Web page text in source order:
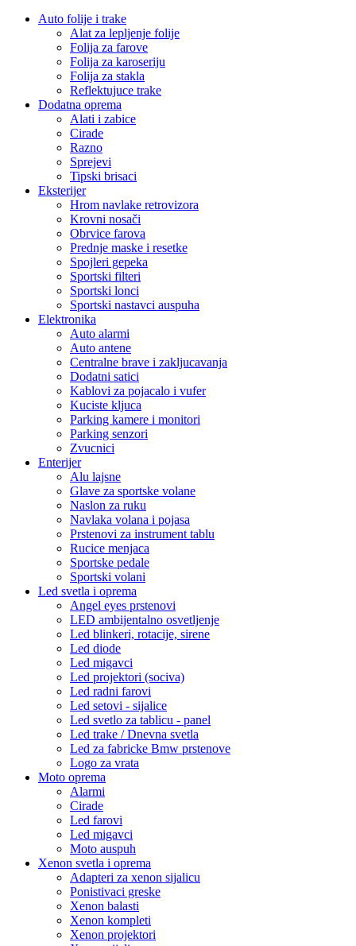
Auto folije i trake
Alat za lepljenje folije
Folija za farove
Folija za karoseriju
Folija za stakla
Reflektujuce trake
Dodatna oprema
Alati i zabice
Cirade
Razno
Sprejevi
Tipski brisaci
Eksterijer
Hrom navlake retrovizora
Krovni nosači
Obrvice farova
Prednje maske i resetke
Spojleri gepeka
Sportski filteri
Sportski lonci
Sportski nastavci auspuha
Elektronika
Auto alarmi
Auto antene
Centralne brave i zakljucavanja
Dodatni satici
Kablovi za pojacalo i vufer
Kuciste kljuca
Parking kamere i monitori
Parking senzori
Zvucnici
Enterijer
Alu lajsne
Glave za sportske volane
Naslon za ruku
Navlaka volana i pojasa
Prstenovi za instrument tablu
Rucice menjaca
Sportske pedale
Sportski volani
Led svetla i oprema
Angel eyes prstenovi
LED ambijentalno osvetljenje
Led blinkeri, rotacije, sirene
Led diode
Led migavci
Led projektori (sociva)
Led radni farovi
Led setovi - sijalice
Led svetlo za tablicu - panel
Led trake / Dnevna svetla
Led za fabricke Bmw prstenove
Logo za vrata
Moto oprema
Alarmi
Cirade
Led farovi
Led migavci
Moto auspuh
Xenon svetla i oprema
Adapteri za xenon sijalicu
Ponistivaci greske
Xenon balasti
Xenon kompleti
Xenon projektori